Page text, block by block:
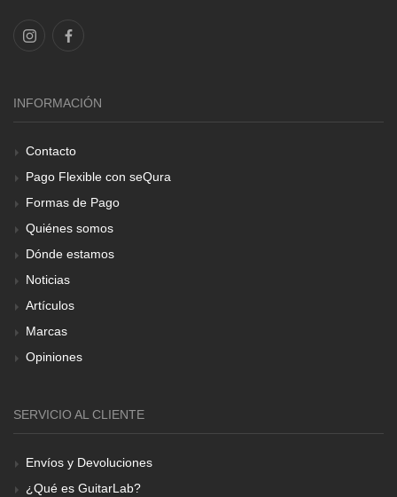
INFORMACIÓN
Contacto
Pago Flexible con seQura
Formas de Pago
Quiénes somos
Dónde estamos
Noticias
Artículos
Marcas
Opiniones
SERVICIO AL CLIENTE
Envíos y Devoluciones
¿Qué es GuitarLab?